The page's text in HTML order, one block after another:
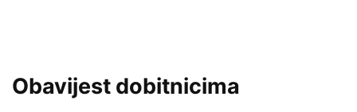
Obavijest dobitnicima